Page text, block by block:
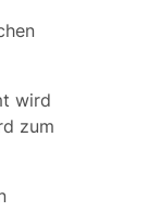
wird
zum